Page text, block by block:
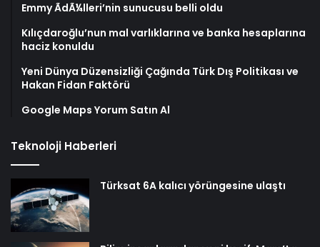
Emmy ÃdÃ¼lleri’nin sunucusu belli oldu
Kılıçdaroğlu’nun mal varlıklarına ve banka hesaplarına
haciz konuldu
Yeni Dünya Düzensizliği Çağında Türk Dış Politikası ve
Hakan Fidan Faktörü
Google Maps Yorum Satın Al
Teknoloji Haberleri
Türksat 6A kalıcı yörüngesine ulaştı